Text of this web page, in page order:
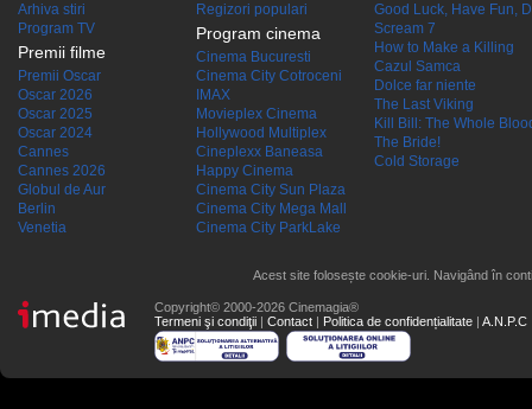
Arhiva stiri
Program TV
Premii filme
Premii Oscar
Oscar 2026
Oscar 2025
Oscar 2024
Cannes
Cannes 2026
Globul de Aur
Berlin
Venetia
Regizori populari
Program cinema
Cinema Bucuresti
Cinema City Cotroceni
IMAX
Movieplex Cinema
Hollywood Multiplex
Cineplexx Baneasa
Happy Cinema
Cinema City Sun Plaza
Cinema City Mega Mall
Cinema City ParkLake
Good Luck, Have Fun,
Scream 7
How to Make a Killing
Cazul Samca
Dolce far niente
The Last Viking
Kill Bill: The Whole
The Bride!
Cold Storage
Acest site folosește cookie-uri. Navigând în
Copyright© 2000-2026 Cinemagia®
Termeni şi condiţii | Contact | Politica de confidențialitate | A.N.P.C